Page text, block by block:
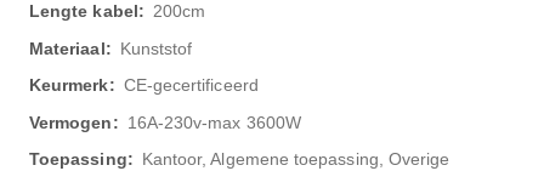
200cm
Kunststof
CE-gecertificeerd
16A-230v-max 3600W
Kantoor, Algemene toepassing, Overige